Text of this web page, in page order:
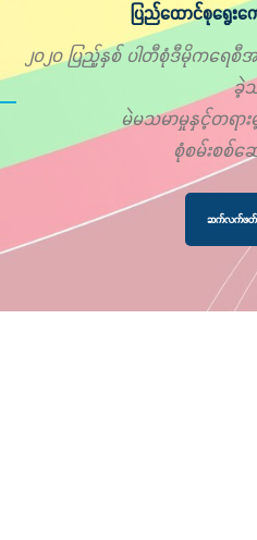
ပြည်ထောင်စုရွေး
၂၀၂၀ ပြည့်နှစ် ပါတီစုံဒီမိုကရေ
ခဲ့
မဲမသမာမှုနှင့်တရား
စုံစမ်းစစ်ဆ
ဆက်လက်ဖတ်ရှု